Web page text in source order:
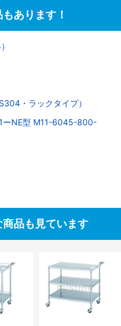
あります！
・ラックタイプ）
ーNE型 M11-6045-800-
品も見ています